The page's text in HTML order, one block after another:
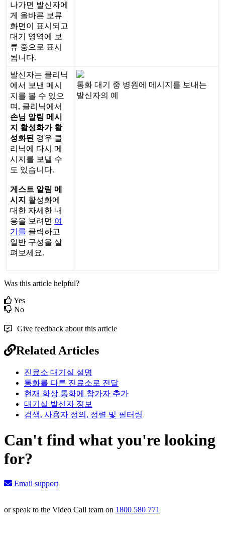
나가면 발신자에
게 올바른 보 류
화면 이 표시 되 고
대 기 영역에
보
류 중으 로 표시
됩니 다.
발신자는 클리 닉
에서 보 낸 메시
지 를 볼 수 있 으
며 , 클리 닉에서
손님 알림 메시
지 활성화가 활
성화된 경우 클
리 닉에 다시
메
시 지 를 보 낼 수
도 있습니 다.
게 스트 알림 메
시 지 활성화에
대 한 자세 한 내
용을 보 려 면 여
기 를 클릭하고
일반 구성을 살
펴 보세 요.
통화 대 기 중 병원 에 메시 지 를 보 내 는
발신자의 예
Was this article helpful?
Yes
No
Give feedback about this article
Related Articles
진료소 대기실 설명
통화를 다른 진료소로 전달
현재 화상 통화에 참가자 추가
대기실 발신자 정보
검색, 사용자 정의, 정렬 및 필터링
Can't find what you're looking
for?
Email support
or speak to the Video Call team on 1800 580 771